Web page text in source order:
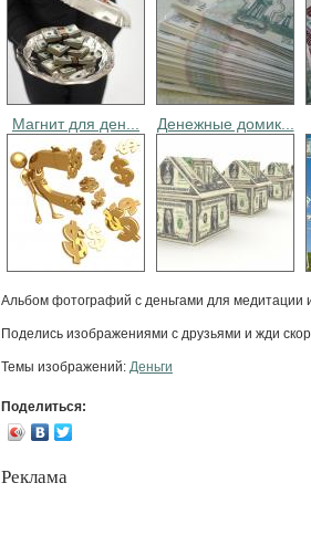
Магнит для ден... Денежные домик...
Альбом фотографий с деньгами для медитации
Поделись изображениями с друзьями и жди
Темы изображений: Деньги
Поделиться:
Реклама